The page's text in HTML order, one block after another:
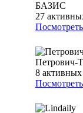
БАЗИС
27
Посмотреть
Петрович-
8 активных
Посмотреть